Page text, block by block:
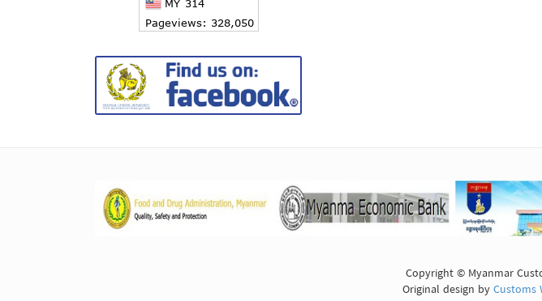
Copyright © Myanmar
Original design byCustoms